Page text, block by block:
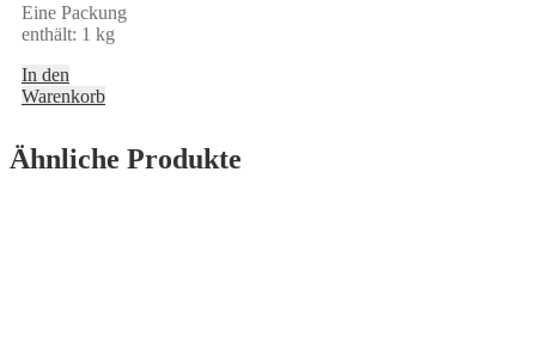
Eine Packung
enthält: 1 kg
In den
Warenkorb
Ähnliche Produkte